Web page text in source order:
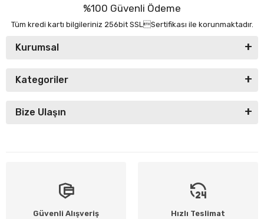
%100 Güvenli Ödeme
Tüm kredi kartı bilgileriniz 256bit SSLSertifikası ile korunmaktadır.
Kurumsal
Kategoriler
Bize Ulaşın
Güvenli Alışveriş
Hızlı Teslimat